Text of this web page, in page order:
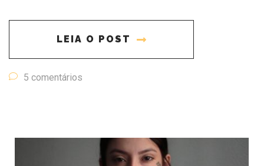
LEIA O POST
5 comentários